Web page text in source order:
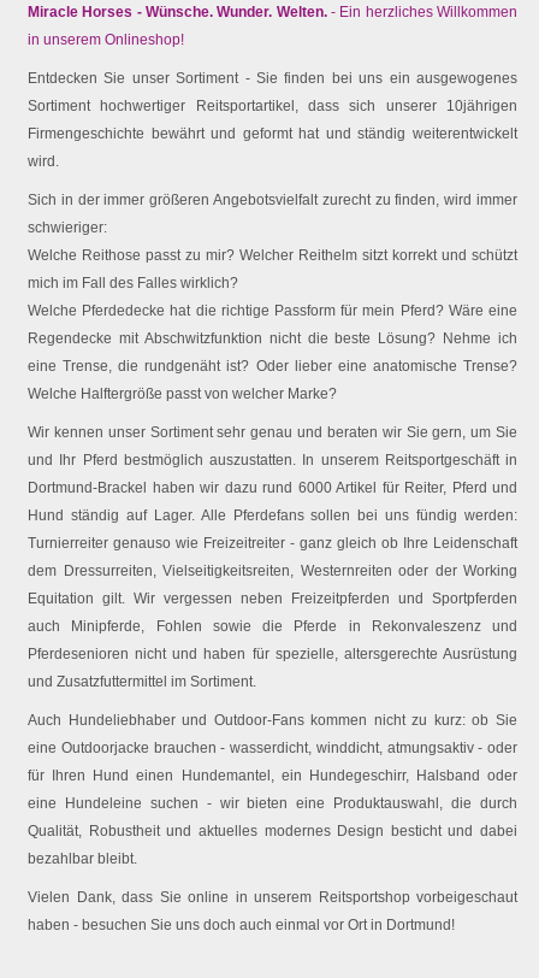
Miracle Horses - Wünsche. Wunder. Welten.- Ein herzliches Willkommen
in unserem Onlineshop!
Entdecken Sie unser Sortiment - Sie finden bei uns ein ausgewogenes
Sortiment hochwertiger Reitsportartikel, dass sich unserer 10jährigen
Firmengeschichte bewährt und geformt hat und ständig weiterentwickelt
wird.
Sich in der immer größeren Angebotsvielfalt zurecht zu finden, wird immer
schwieriger:
Welche Reithose passt zu mir? Welcher Reithelm sitzt korrekt und schützt
mich im Fall des Falles wirklich?
Welche Pferdedecke hat die richtige Passform für mein Pferd? Wäre eine
Regendecke mit Abschwitzfunktion nicht die beste Lösung? Nehme ich
eine Trense, die rundgenäht ist? Oder lieber eine anatomische Trense?
Welche Halftergröße passt von welcher Marke?
Wir kennen unser Sortiment sehr genau und beraten wir Sie gern, um Sie
und Ihr Pferd bestmöglich auszustatten. In unserem Reitsportgeschäft in
Dortmund-Brackel haben wir dazu rund 6000 Artikel für Reiter, Pferd und
Hund ständig auf Lager. Alle Pferdefans sollen bei uns fündig werden:
Turnierreiter genauso wie Freizeitreiter - ganz gleich ob Ihre Leidenschaft
dem Dressurreiten, Vielseitigkeitsreiten, Westernreiten oder der Working
Equitation gilt. Wir vergessen neben Freizeitpferden und Sportpferden
auch Minipferde, Fohlen sowie die Pferde in Rekonvaleszenz und
Pferdesenioren nicht und haben für spezielle, altersgerechte Ausrüstung
und Zusatzfuttermittel im Sortiment.
Auch Hundeliebhaber und Outdoor-Fans kommen nicht zu kurz: ob Sie
eine Outdoorjacke brauchen - wasserdicht, winddicht, atmungsaktiv - oder
für Ihren Hund einen Hundemantel, ein Hundegeschirr, Halsband oder
eine Hundeleine suchen - wir bieten eine Produktauswahl, die durch
Qualität, Robustheit und aktuelles modernes Design besticht und dabei
bezahlbar bleibt.
Vielen Dank, dass Sie online in unserem Reitsportshop vorbeigeschaut
haben - besuchen Sie uns doch auch einmal vor Ort in Dortmund!